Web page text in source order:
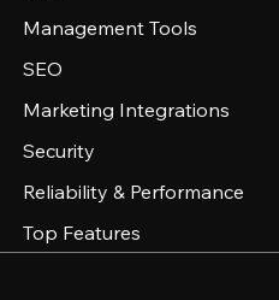
Management Tools
SEO
Marketing Integrations
Security
Reliability & Performance
Top Features